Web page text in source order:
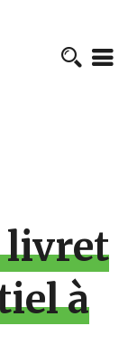
livret
à